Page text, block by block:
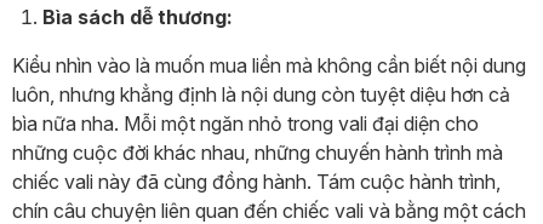
Bìa sách dễ thương:
Kiểu nhìn vào là muốn mua liền mà không cần biết nội dung
luôn, nhưng khẳng định là nội dung còn tuyệt diệu hơn cả
bìa nữa nha. Mỗi một ngăn nhỏ trong vali đại diện cho
những cuộc đời khác nhau, những chuyến hành trình mà
chiếc vali này đã cùng đồng hành. Tám cuộc hành trình,
chín câu chuyện liên quan đến chiếc vali và bằng một cách